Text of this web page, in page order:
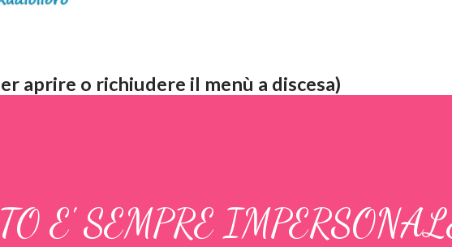
aprire o richiudere il menù a discesa)
E' SEMPRE